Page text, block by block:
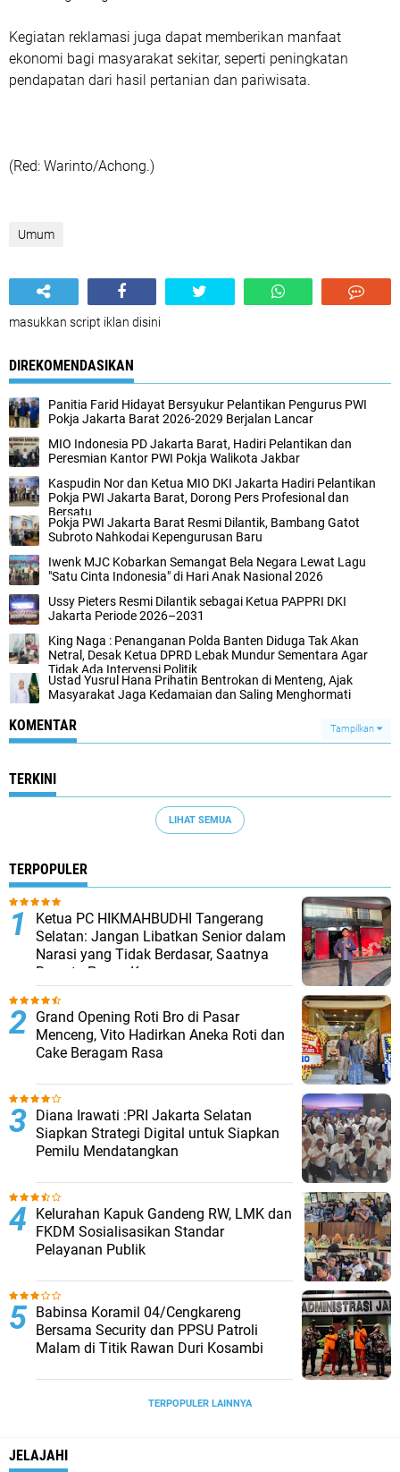
Kegiatan reklamasi juga dapat memberikan manfaat
ekonomi bagi masyarakat sekitar, seperti peningkatan
pendapatan dari hasil pertanian dan pariwisata.
(Red: Warinto/Achong.)
Umum
masukkan script iklan disini
DIREKOMENDASIKAN
Panitia Farid Hidayat Bersyukur Pelantikan Pengurus PWI
Pokja Jakarta Barat 2026-2029 Berjalan Lancar
MIO Indonesia PD Jakarta Barat, Hadiri Pelantikan dan
Peresmian Kantor PWI Pokja Walikota Jakbar
Kaspudin Nor dan Ketua MIO DKI Jakarta Hadiri Pelantikan
Pokja PWI Jakarta Barat, Dorong Pers Profesional dan
Bersatu
Pokja PWI Jakarta Barat Resmi Dilantik, Bambang Gatot
Subroto Nahkodai Kepengurusan Baru
Iwenk MJC Kobarkan Semangat Bela Negara Lewat Lagu
"Satu Cinta Indonesia" di Hari Anak Nasional 2026
Ussy Pieters Resmi Dilantik sebagai Ketua PAPPRI DKI
Jakarta Periode 2026–2031
King Naga : Penanganan Polda Banten Diduga Tak Akan
Netral, Desak Ketua DPRD Lebak Mundur Sementara Agar
Tidak Ada Intervensi Politik
Ustad Yusrul Hana Prihatin Bentrokan di Menteng, Ajak
Masyarakat Jaga Kedamaian dan Saling Menghormati
KOMENTAR Tampilkan
TERKINI
LIHAT SEMUA
TERPOPULER
Ketua PC HIKMAHBUDHI Tangerang
Selatan: Jangan Libatkan Senior dalam
Narasi yang Tidak Berdasar, Saatnya
Bersatu Pasca Kongres
Grand Opening Roti Bro di Pasar
Menceng, Vito Hadirkan Aneka Roti dan
Cake Beragam Rasa
Diana Irawati :PRI Jakarta Selatan
Siapkan Strategi Digital untuk Siapkan
Pemilu Mendatangkan
Kelurahan Kapuk Gandeng RW, LMK dan
FKDM Sosialisasikan Standar
Pelayanan Publik
Babinsa Koramil 04/Cengkareng
Bersama Security dan PPSU Patroli
Malam di Titik Rawan Duri Kosambi
TERPOPULER LAINNYA
JELAJAHI